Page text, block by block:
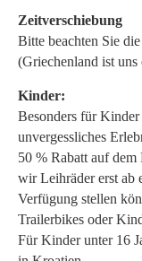
Zeitverschiebung
Bitte beachten Sie
(Griechenland ist uns
Kinder:
Besonders für
unvergessliches
50 % Rabatt auf dem
wir Leihräder erst ab
Verfügung stellen
Trailerbikes oder
Für Kinder unter 16